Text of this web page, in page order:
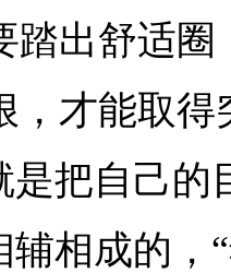
踏出舒适
，才能取得
是把自己
辅相成的，